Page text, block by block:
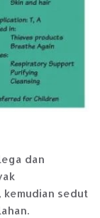
dan
sedut